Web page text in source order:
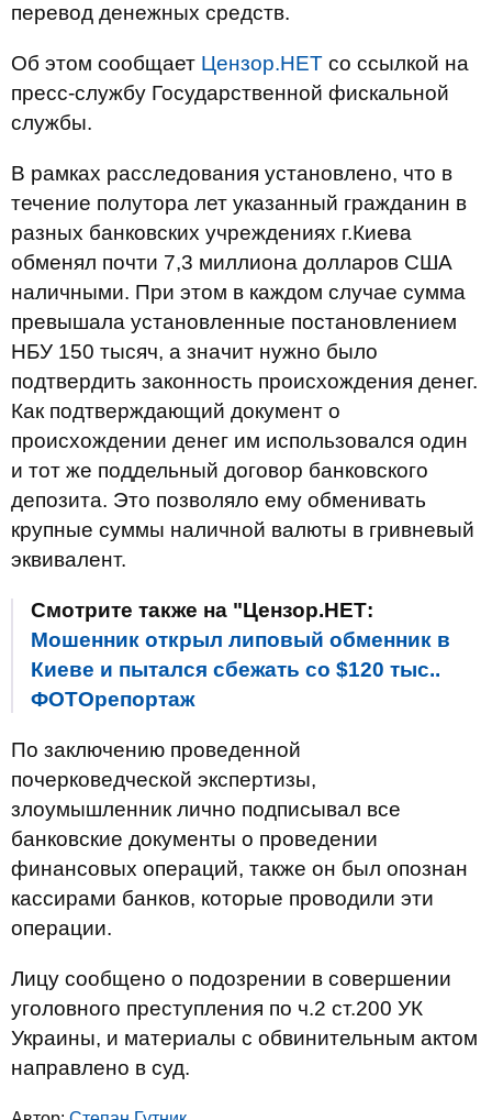
перевод денежных средств.
Об этом сообщает Цензор.НЕТ со ссылкой на
пресс-службу Государственной фискальной
службы.
В рамках расследования установлено, что в
течение полутора лет указанный гражданин в
разных банковских учреждениях г.Киева
обменял почти 7,3 миллиона долларов США
наличными. При этом в каждом случае сумма
превышала установленные постановлением
НБУ 150 тысяч, а значит нужно было
подтвердить законность происхождения денег.
Как подтверждающий документ о
происхождении денег им использовался один
и тот же поддельный договор банковского
депозита. Это позволяло ему обменивать
крупные суммы наличной валюты в гривневый
эквивалент.
Смотрите также на "Цензор.НЕТ:
Мошенник открыл липовый обменник в
Киеве и пытался сбежать со $120 тыс..
ФОТОрепортаж
По заключению проведенной
почерковедческой экспертизы,
злоумышленник лично подписывал все
банковские документы о проведении
финансовых операций, также он был опознан
кассирами банков, которые проводили эти
операции.
Лицу сообщено о подозрении в совершении
уголовного преступления по ч.2 ст.200 УК
Украины, и материалы с обвинительным актом
направлено в суд.